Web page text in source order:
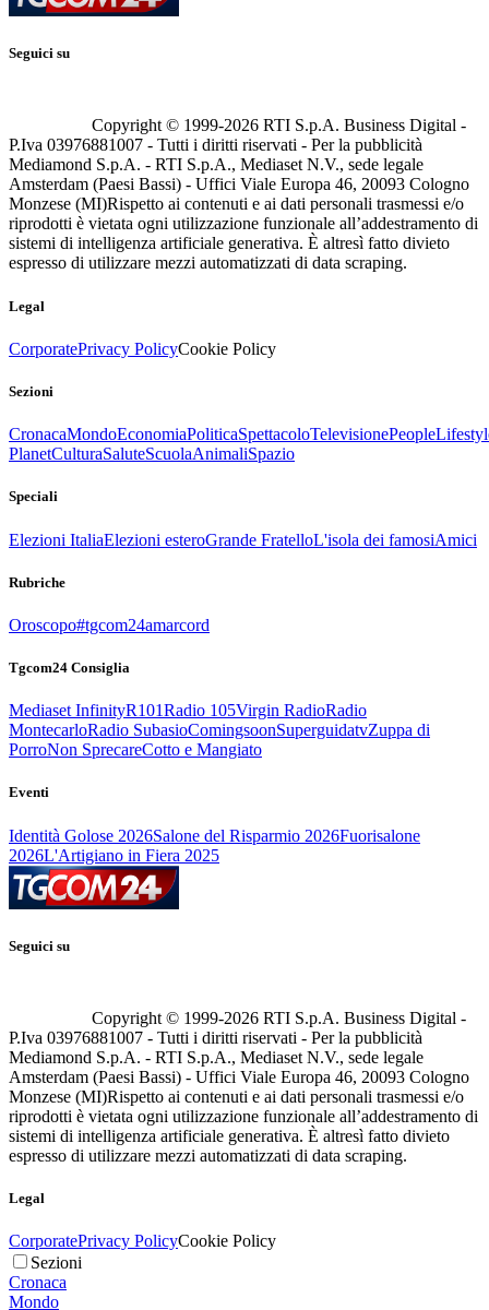
Seguici su
Copyright © 1999-2026 RTI S.p.A. Business Digital -
P.Iva 03976881007 - Tutti i diritti riservati - Per la pubblicità
Mediamond S.p.A. - RTI S.p.A., Mediaset N.V., sede legale
Amsterdam (Paesi Bassi) - Uffici Viale Europa 46, 20093 Cologno
Monzese (MI)Rispetto ai contenuti e ai dati personali trasmessi e/o
riprodotti è vietata ogni utilizzazione funzionale all’addestramento di
sistemi di intelligenza artificiale generativa. È altresì fatto divieto
espresso di utilizzare mezzi automatizzati di data scraping.
Legal
CorporatePrivacy PolicyCookie Policy
Sezioni
CronacaMondoEconomiaPoliticaSpettacoloTelevisionePeople
PlanetCulturaSaluteScuolaAnimaliSpazio
Speciali
Elezioni ItaliaElezioni esteroGrande FratelloL'isola dei famosiAmici
Rubriche
Oroscopo#tgcom24amarcord
Tgcom24 Consiglia
Mediaset InfinityR101Radio 105Virgin RadioRadio
MontecarloRadio SubasioComingsoonSuperguidatvZuppa di
PorroNon SprecareCotto e Mangiato
Eventi
Identità Golose 2026Salone del Risparmio 2026Fuorisalone
2026L'Artigiano in Fiera 2025
Seguici su
Copyright © 1999-2026 RTI S.p.A. Business Digital -
P.Iva 03976881007 - Tutti i diritti riservati - Per la pubblicità
Mediamond S.p.A. - RTI S.p.A., Mediaset N.V., sede legale
Amsterdam (Paesi Bassi) - Uffici Viale Europa 46, 20093 Cologno
Monzese (MI)Rispetto ai contenuti e ai dati personali trasmessi e/o
riprodotti è vietata ogni utilizzazione funzionale all’addestramento di
sistemi di intelligenza artificiale generativa. È altresì fatto divieto
espresso di utilizzare mezzi automatizzati di data scraping.
Legal
CorporatePrivacy PolicyCookie Policy
Sezioni
Cronaca
Mondo